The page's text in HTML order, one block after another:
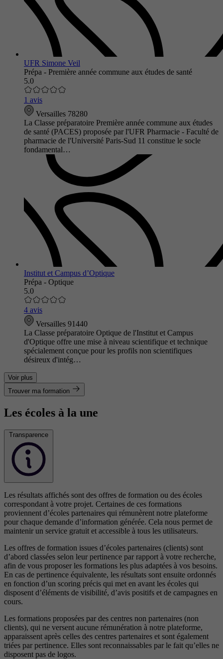
UFR Simone Veil
Prépa - Première année commune aux études de santé
5.0
1 avis
Versailles 78280
La Classe préparatoire Première année commune aux études
de santé (PACES) proposée par l'UFR Pharmacie - Faculté de
pharmacie de l'Université Paris-Sud 11 constitue le socle
fondamental…
Institut et Campus d’Optique
Prépa - Optique
5.0
4 avis
Versailles 91440
La Classe préparatoire Optique de l'Institut et Campus
d'Optique offre une mise à niveau scientifique et technique
spécialement conçue pour les profils non scientifiques
désireux d'intég…
Voir plus
Trouver ma formation
Les écoles à la une
Transparence
Les résultats affichés sont des offres de formation ou des écoles
correspondant à votre projet. Certaines de ces formations
proviennent d’écoles partenaires qui rémunèrent notre plateforme
pour chaque demande d’information générée. Cela nous permet de
maintenir un service gratuit et accessible à tous les utilisateurs.
Les offres de formation issues d’écoles partenaires (clients) sont
d’abord classées selon leur pertinence par rapport à votre recherche,
afin de vous proposer les formations les plus adaptées à vos besoins.
En cas de pertinence équivalente, les résultats sont ensuite ordonnés
en fonction d’un scoring précis qui met en avant les écoles qui
disposent d’éléments de visibilité, d’avis positifs et de campagnes en
cours.
Les formations proposées par des centres non partenaires (non
clients), qui ne versent aucune rémunération à notre plateforme,
apparaissent après celles des centres partenaires et sont également
triées par pertinence. Elles sont reconnaissables par le fait qu’elles ne
disposent pas de logos.